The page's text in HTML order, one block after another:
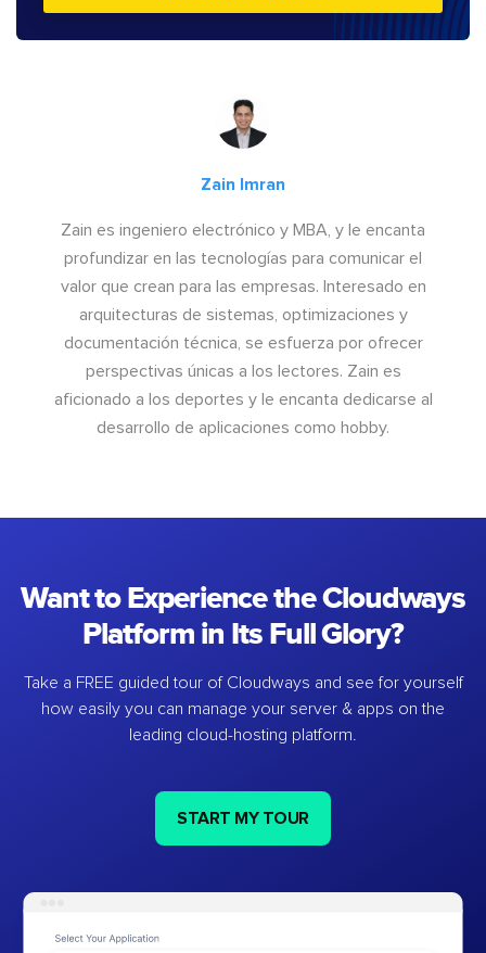
Zain Imran
Zain es ingeniero electrónico y MBA, y le encanta
profundizar en las tecnologías para comunicar el
valor que crean para las empresas. Interesado en
arquitecturas de sistemas, optimizaciones y
documentación técnica, se esfuerza por ofrecer
perspectivas únicas a los lectores. Zain es
aficionado a los deportes y le encanta dedicarse al
desarrollo de aplicaciones como hobby.
Want to Experience the Cloudways
Platform in Its Full Glory?
Take a FREE guided tour of Cloudways and see for yourself
how easily you can manage your server & apps on the
leading cloud-hosting platform.
START MY TOUR